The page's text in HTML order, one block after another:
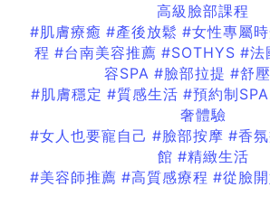
高級臉部課程
#肌膚療癒 #產後放鬆 #女性專屬
程 #台南美容推薦 #SOTHYS #法
容SPA #臉部拉提 #舒
#肌膚穩定 #質感生活 #預約制SPA
奢體驗
#女人也要寵自己 #臉部按摩 #香
館 #精緻生活
#美容師推薦 #高質感療程 #從臉